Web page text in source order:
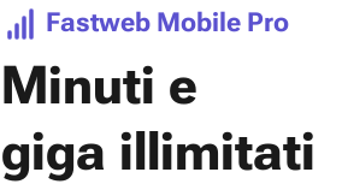
Fastweb Mobile Pro
Minuti e
giga illimitati